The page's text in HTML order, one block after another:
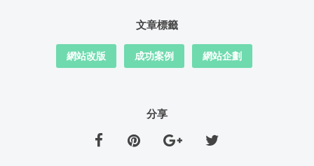
文章標籤
網站改版 成功案例 網站企劃
分享